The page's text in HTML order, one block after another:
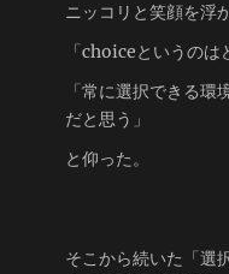
ニッコリと笑顔を浮
「choiceというのは
「常に選択できる環
だと思う」
と仰った。
そこから続いた「選